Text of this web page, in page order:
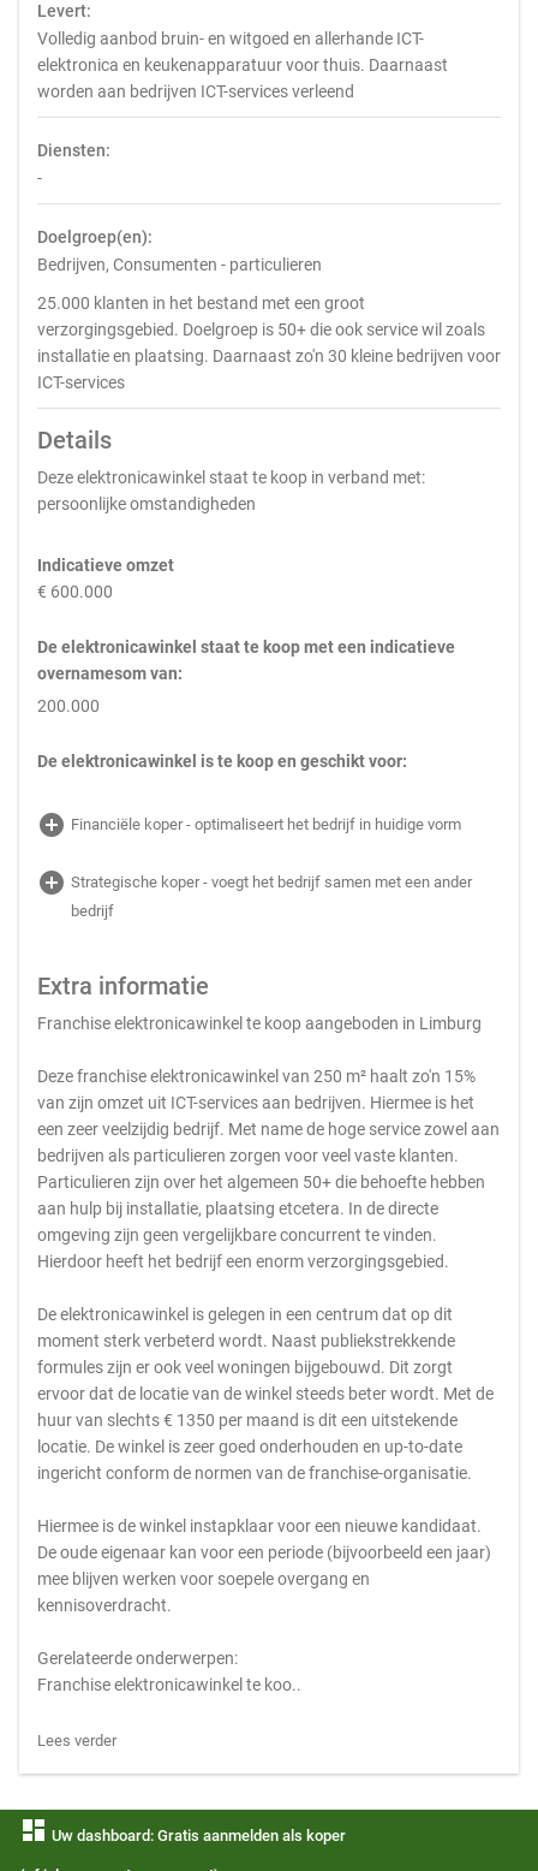
Levert:
Volledig aanbod bruin- en witgoed en allerhande ICT-
elektronica en keukenapparatuur voor thuis. Daarnaast
worden aan bedrijven ICT-services verleend
Diensten:
-
Doelgroep(en):
Bedrijven, Consumenten - particulieren
25.000 klanten in het bestand met een groot
verzorgingsgebied. Doelgroep is 50+ die ook service wil zoals
installatie en plaatsing. Daarnaast zo'n 30 kleine bedrijven voor
ICT-services
Details
Deze elektronicawinkel staat te koop in verband met:
persoonlijke omstandigheden
Indicatieve omzet
€ 600.000
De elektronicawinkel staat te koop met een indicatieve
overnamesom van:
200.000
De elektronicawinkel is te koop en geschikt voor:
add_circle Financiële koper - optimaliseert het bedrijf in huidige vorm
add_circle Strategische koper - voegt het bedrijf samen met een ander
bedrijf
Extra informatie
Franchise elektronicawinkel te koop aangeboden in Limburg
Deze franchise elektronicawinkel van 250 m² haalt zo'n 15%
van zijn omzet uit ICT-services aan bedrijven. Hiermee is het
een zeer veelzijdig bedrijf. Met name de hoge service zowel aan
bedrijven als particulieren zorgen voor veel vaste klanten.
Particulieren zijn over het algemeen 50+ die behoefte hebben
aan hulp bij installatie, plaatsing etcetera. In de directe
omgeving zijn geen vergelijkbare concurrent te vinden.
Hierdoor heeft het bedrijf een enorm verzorgingsgebied.
De elektronicawinkel is gelegen in een centrum dat op dit
moment sterk verbeterd wordt. Naast publiekstrekkende
formules zijn er ook veel woningen bijgebouwd. Dit zorgt
ervoor dat de locatie van de winkel steeds beter wordt. Met de
huur van slechts € 1350 per maand is dit een uitstekende
locatie. De winkel is zeer goed onderhouden en up-to-date
ingericht conform de normen van de franchise-organisatie.
Hiermee is de winkel instapklaar voor een nieuwe kandidaat.
De oude eigenaar kan voor een periode (bijvoorbeeld een jaar)
mee blijven werken voor soepele overgang en
kennisoverdracht.
Gerelateerde onderwerpen:
Franchise elektronicawinkel te koo..
Lees verder
dashboard Uw dashboard: Gratis aanmelden als koper